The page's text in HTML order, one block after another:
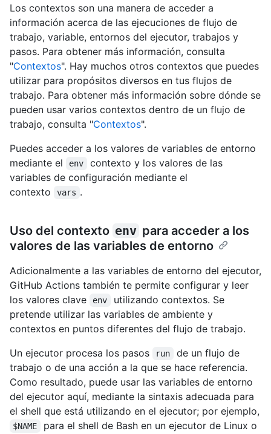
Los contextos son una manera de acceder a
información acerca de las ejecuciones de flujo de
trabajo, variable, entornos del ejecutor, trabajos y
pasos. Para obtener más información, consulta
"Contextos". Hay muchos otros contextos que puedes
utilizar para propósitos diversos en tus flujos de
trabajo. Para obtener más información sobre dónde se
pueden usar varios contextos dentro de un flujo de
trabajo, consulta "Contextos".
Puedes acceder a los valores de variables de entorno
mediante el
env
contexto y los valores de las
variables de configuración mediante el
contexto
vars .
Uso del contexto env para acceder a los
valores de las variables de entorno
Adicionalmente a las variables de entorno del ejecutor,
GitHub Actions también te permite configurar y leer
los valores clave
env
utilizando contextos. Se
pretende utilizar las variables de ambiente y
contextos en puntos diferentes del flujo de trabajo.
Un ejecutor procesa los pasos
run
de un flujo de
trabajo o de una acción a la que se hace referencia.
Como resultado, puede usar las variables de entorno
del ejecutor aquí, mediante la sintaxis adecuada para
el shell que está utilizando en el ejecutor; por ejemplo,
$NAME
para el shell de Bash en un ejecutor de Linux o